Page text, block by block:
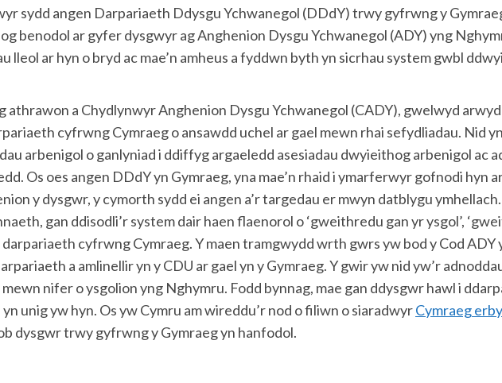
sydd angen Darpariaeth Ddysgu Ychwanegol (DDdY) trwy gyfrwng y
benodol ar gyfer dysgwyr ag Anghenion Dysgu Ychwanegol (ADY) yng
lleol ar hyn o bryd ac mae’n amheus a fyddwn byth yn sicrhau system gwbl
athrawon a Chydlynwyr Anghenion Dysgu Ychwanegol (CADY), gwelwyd
cyfrwng Cymraeg o ansawdd uchel ar gael mewn rhai sefydliadau. Nid
arbenigol o ganlyniad i ddiffyg argaeledd asesiadau dwyieithog arbenigol ac
Os oes angen DDdY yn Gymraeg, yna mae’n rhaid i ymarferwyr gofnodi hyn
y dysgwr, y cymorth sydd ei angen a’r targedau er mwyn datblygu
gan ddisodli’r system dair haen flaenorol o ‘gweithredu gan yr ysgol’,
darpariaeth cyfrwng Cymraeg. Y maen tramgwydd wrth gwrs yw bod y Cod ADY
a amlinellir yn y CDU ar gael yn y Gymraeg. Y gwir yw nid yw’r
nifer o ysgolion yng Nghymru. Fodd bynnag, mae gan ddysgwr hawl i
unig yw hyn. Os yw Cymru am wireddu’r nod o filiwn o siaradwyrCymraeg
dysgwr trwy gyfrwng y Gymraeg yn hanfodol.